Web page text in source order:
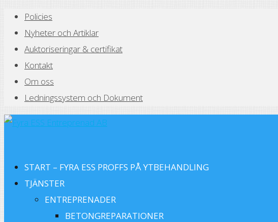
Policies
Nyheter och Artiklar
Auktoriseringar & certifikat
Kontakt
Om oss
Ledningssystem och Dokument
START – FYRA ESS PROFFS PÅ YTBEHANDLING
TJÄNSTER
ENTREPRENADER
BETONGREPARATIONER